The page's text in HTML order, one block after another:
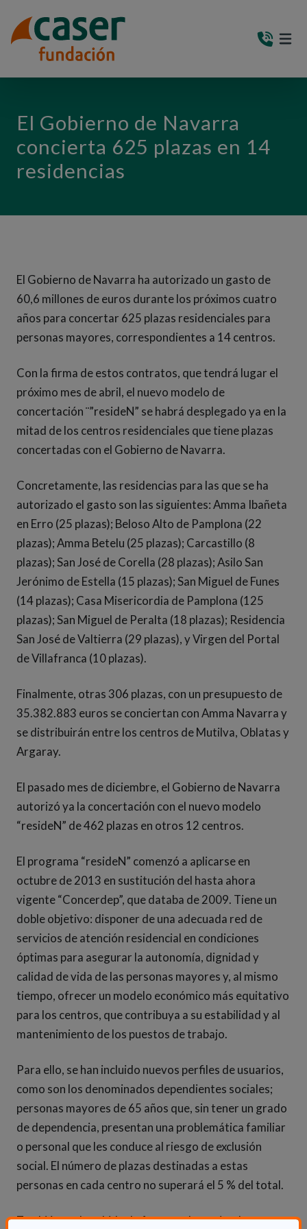
El Gobierno de Navarra
concierta 625 plazas en 14
residencias
El Gobierno de Navarra ha autorizado un gasto de
60,6 millones de euros durante los próximos cuatro
años para concertar 625 plazas residenciales para
personas mayores, correspondientes a 14 centros.
Con la firma de estos contratos, que tendrá lugar el
próximo mes de abril, el nuevo modelo de
concertación ¨”resideN” se habrá desplegado ya en la
mitad de los centros residenciales que tiene plazas
concertadas con el Gobierno de Navarra.
Concretamente, las residencias para las que se ha
autorizado el gasto son las siguientes: Amma Ibañeta
en Erro (25 plazas); Beloso Alto de Pamplona (22
plazas); Amma Betelu (25 plazas); Carcastillo (8
plazas); San José de Corella (28 plazas); Asilo San
Jerónimo de Estella (15 plazas); San Miguel de Funes
(14 plazas); Casa Misericordia de Pamplona (125
plazas); San Miguel de Peralta (18 plazas); Residencia
San José de Valtierra (29 plazas), y Virgen del Portal
de Villafranca (10 plazas).
Finalmente, otras 306 plazas, con un presupuesto de
35.382.883 euros se conciertan con Amma Navarra y
se distribuirán entre los centros de Mutilva, Oblatas y
Argaray.
El pasado mes de diciembre, el Gobierno de Navarra
autorizó ya la concertación con el nuevo modelo
“resideN” de 462 plazas en otros 12 centros.
El programa “resideN” comenzó a aplicarse en
octubre de 2013 en sustitución del hasta ahora
vigente “Concerdep”, que databa de 2009. Tiene un
doble objetivo: disponer de una adecuada red de
servicios de atención residencial en condiciones
óptimas para asegurar la autonomía, dignidad y
calidad de vida de las personas mayores y, al mismo
tiempo, ofrecer un modelo económico más equitativo
para los centros, que contribuya a su estabilidad y al
mantenimiento de los puestos de trabajo.
Para ello, se han incluido nuevos perfiles de usuarios,
como son los denominados dependientes sociales;
personas mayores de 65 años que, sin tener un grado
de dependencia, presentan una problemática familiar
o personal que les conduce al riesgo de exclusión
social. El número de plazas destinadas a estas
personas en cada centro no superará el 5 % del total.
También se da cabida de forma voluntaria a los